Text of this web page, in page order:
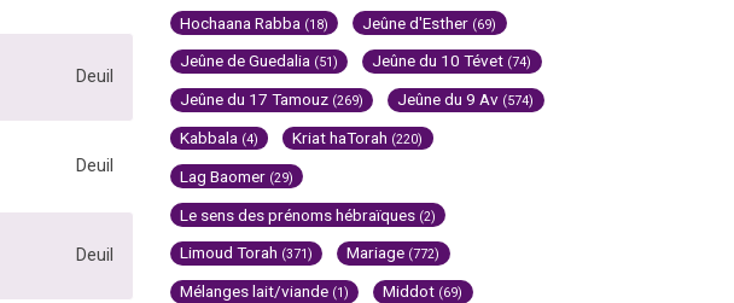
Deuil
Deuil
Deuil
Hochaana Rabba (18) Jeûne d'Esther (69)
Jeûne de Guedalia (51) Jeûne du 10 Tévet (74)
Jeûne du 17 Tamouz (269) Jeûne du 9 Av (574)
Kabbala (4) Kriat haTorah (220)
Lag Baomer (29)
Le sens des prénoms hébraïques (2)
Limoud Torah (371) Mariage (772)
Mélanges lait/viande (1) Middot (69)